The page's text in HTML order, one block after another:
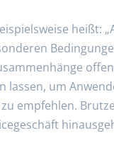
heißt:
lassen, um
empfehlen.